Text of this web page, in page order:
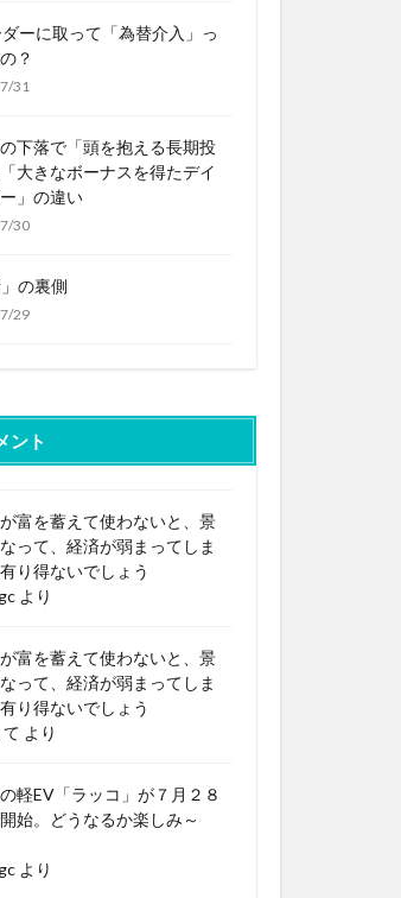
ーに取って「為替介入」っ
？
31
下落で「頭を抱える長期投
大きなボーナスを得たデイ
」の違い
30
の裏側
29
ント
が富を蓄えて使わないと、景
って、経済が弱まってしま
り得ないでしょう
より
が富を蓄えて使わないと、景
って、経済が弱まってしま
り得ないでしょう
より
軽EV「ラッコ」が７月２８
始。どうなるか楽しみ～
より